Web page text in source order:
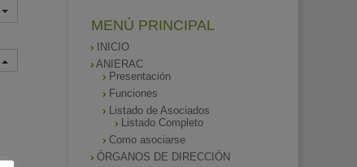
MENÚ PRINCIPAL
INICIO
ANIERAC
Presentación
Funciones
Listado de Asociados
Listado Completo
Como asociarse
ÓRGANOS DE DIRECCIÓN